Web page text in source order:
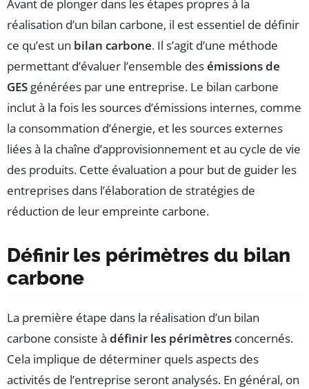
Avant de plonger dans les étapes propres à la
réalisation d’un bilan carbone, il est essentiel de définir
ce qu’est un bilan carbone. Il s’agit d’une méthode
permettant d’évaluer l’ensemble desémissions de
GES générées par une entreprise. Le bilan carbone
inclut à la fois les sources d’émissions internes, comme
la consommation d’énergie, et les sources externes
liées à la chaîne d’approvisionnement et au cycle de vie
des produits. Cette évaluation a pour but de guider les
entreprises dans l’élaboration de stratégies de
réduction de leur empreinte carbone.
Définir les périmètres du bilan
carbone
La première étape dans la réalisation d’un bilan
carbone consiste à définir les périmètres concernés.
Cela implique de déterminer quels aspects des
activités de l’entreprise seront analysés. En général, on